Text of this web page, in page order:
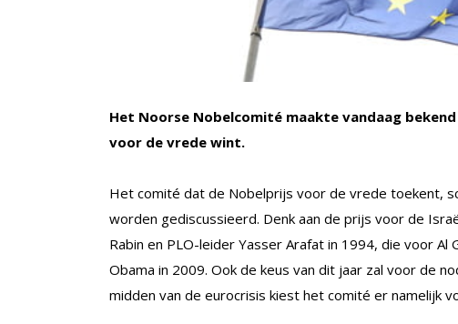
Het Noorse Nobelcomité maakte vandaag
voor de vrede wint.
Het comité dat de Nobelprijs voor de vrede toekent,
worden gediscussieerd. Denk aan de prijs voor de
Rabin en PLO-leider Yasser Arafat in 1994, die voor Al
Obama in 2009. Ook de keus van dit jaar zal voor de
midden van de eurocrisis kiest het comité er namelijk